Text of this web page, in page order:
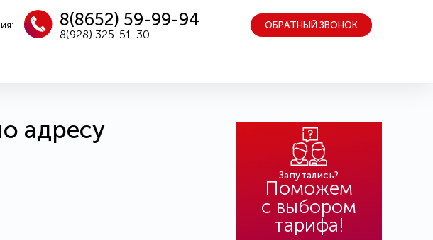
8(8652) 59-99-94
8(928) 325-51-30
ОБРАТНЫЙ ЗВОНОК
адресу
Запутались?
Поможем
с выбором
тарифа!